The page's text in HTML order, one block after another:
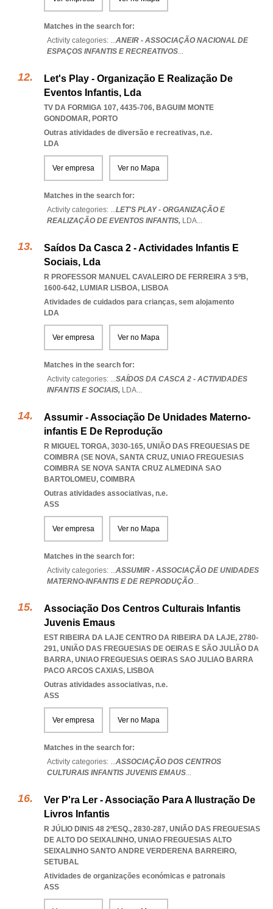
Matches in the search for:
Activity categories: ...ANEIR - ASSOCIAÇÃO NACIONAL DE
ESPAÇOS INFANTIS E RECREATIVOS...
Let's Play - Organização E Realização De
Eventos Infantis, Lda
TV DA FORMIGA 107, 4435-706, BAGUIM MONTE
GONDOMAR, PORTO
Outras atividades de diversão e recreativas, n.e.
LDA
Ver empresa Ver no Mapa
Matches in the search for:
Activity categories: ...LET'S PLAY - ORGANIZAÇÃO E
REALIZAÇÃO DE EVENTOS INFANTIS, LDA...
Saídos Da Casca 2 - Actividades Infantis E
Sociais, Lda
R PROFESSOR MANUEL CAVALEIRO DE FERREIRA 3 5ºB,
1600-642, LUMIAR LISBOA, LISBOA
Atividades de cuidados para crianças, sem alojamento
LDA
Ver empresa Ver no Mapa
Matches in the search for:
Activity categories: ...SAÍDOS DA CASCA 2 - ACTIVIDADES
INFANTIS E SOCIAIS, LDA...
Assumir - Associação De Unidades Materno-
infantis E De Reprodução
R MIGUEL TORGA, 3030-165, UNIÃO DAS FREGUESIAS DE
COIMBRA (SE NOVA, SANTA CRUZ, UNIAO FREGUESIAS
COIMBRA SE NOVA SANTA CRUZ ALMEDINA SAO
BARTOLOMEU, COIMBRA
Outras atividades associativas, n.e.
ASS
Ver empresa Ver no Mapa
Matches in the search for:
Activity categories: ...ASSUMIR - ASSOCIAÇÃO DE UNIDADES
MATERNO-INFANTIS E DE REPRODUÇÃO...
Associação Dos Centros Culturais Infantis
Juvenis Emaus
EST RIBEIRA DA LAJE CENTRO DA RIBEIRA DA LAJE, 2780-
291, UNIÃO DAS FREGUESIAS DE OEIRAS E SÃO JULIÃO DA
BARRA, UNIAO FREGUESIAS OEIRAS SAO JULIAO BARRA
PACO ARCOS CAXIAS, LISBOA
Outras atividades associativas, n.e.
ASS
Ver empresa Ver no Mapa
Matches in the search for:
Activity categories: ...ASSOCIAÇÃO DOS CENTROS
CULTURAIS INFANTIS JUVENIS EMAUS...
Ver P'ra Ler - Associação Para A Ilustração De
Livros Infantis
R JÚLIO DINIS 48 2ºESQ., 2830-287, UNIÃO DAS FREGUESIAS
DE ALTO DO SEIXALINHO, UNIAO FREGUESIAS ALTO
SEIXALINHO SANTO ANDRE VERDERENA BARREIRO,
SETUBAL
Atividades de organizações económicas e patronais
ASS